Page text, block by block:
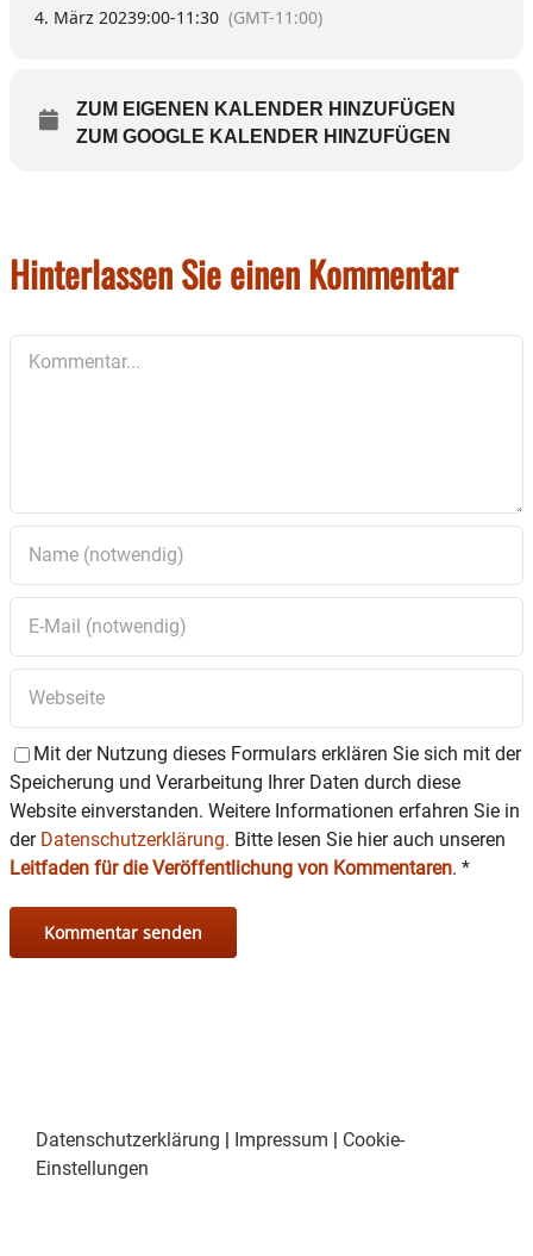
4. März 20239:00-11:30 (GMT-11:00)
ZUM EIGENEN KALENDER HINZUFÜGEN
ZUM GOOGLE KALENDER HINZUFÜGEN
Hinterlassen Sie einen Kommentar
Mit der Nutzung dieses Formulars erklären Sie sich mit der
Speicherung und Verarbeitung Ihrer Daten durch diese
Website einverstanden. Weitere Informationen erfahren Sie in
der Datenschutzerklärung. Bitte lesen Sie hier auch unseren
Leitfaden für die Veröffentlichung von Kommentaren. *
Datenschutzerklärung | Impressum | Cookie-
Einstellungen